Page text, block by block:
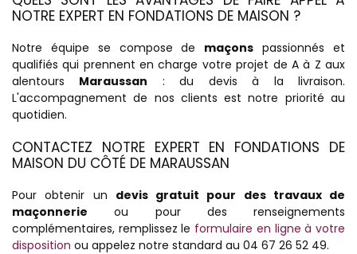
NOTRE EXPERT EN FONDATIONS DE MAISON ?
Notre équipe se compose de maçons passionnés et
qualifiés qui prennent en charge votre projet de A à Z aux
alentours Maraussan : du devis à la livraison.
L'accompagnement de nos clients est notre priorité au
quotidien.
CONTACTEZ NOTRE EXPERT EN FONDATIONS DE
MAISON DU CÔTÉ DE MARAUSSAN
Pour obtenir un devis gratuit pour des travaux de
maçonnerie ou pour des renseignements
complémentaires, remplissez le formulaire en ligne à votre
disposition ou appelez notre standard au 04 67 26 52 49.